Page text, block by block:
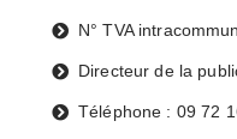
N° TVA
Directeur de la
Téléphone : 09 72